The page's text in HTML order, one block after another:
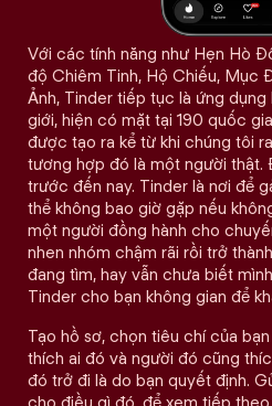
Với các tính năng như Hẹn Hò
độ Chiêm Tinh, Hộ Chiếu, Mục
Ảnh, Tinder tiếp tục là ứng
giới, hiện có mặt tại 190 quốc
được tạo ra kể từ khi chúng tôi
tương hợp đó là một người thật.
trước đến nay. Tinder là nơi để
thể không bao giờ gặp nếu
một người đồng hành cho
nhen nhóm chậm rãi rồi trở
đang tìm, hay vẫn chưa biết
Tinder cho bạn không gian để
Tạo hồ sơ, chọn tiêu chí của
thích ai đó và người đó cũng
đó trở đi là do bạn quyết định.